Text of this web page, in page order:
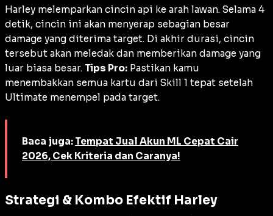
Harley melemparkan cincin api ke arah lawan. Selama 4
detik, cincin ini akan menyerap sebagian besar
damage yang diterima target. Di akhir durasi, cincin
tersebut akan meledak dan memberikan damage yang
luar biasa besar. Tips Pro: Pastikan kamu
menembakkan semua kartu dari Skill 1 tepat setelah
Ultimate menempel pada target.
Baca juga: Tempat Jual Akun ML Cepat Cair
2026, Cek Kriteria dan Caranya!
Strategi & Kombo Efektif Harley